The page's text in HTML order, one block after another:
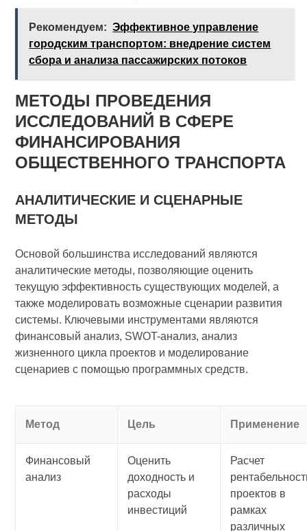
Рекомендуем: Эффективное управление
городским транспортом: внедрение систем
сбора и анализа пассажирских потоков
МЕТОДЫ ПРОВЕДЕНИЯ
ИССЛЕДОВАНИЙ В СФЕРЕ
ФИНАНСИРОВАНИЯ
ОБЩЕСТВЕННОГО ТРАНСПОРТА
АНАЛИТИЧЕСКИЕ И СЦЕНАРНЫЕ
МЕТОДЫ
Основой большинства исследований являются
аналитические методы, позволяющие оценить
текущую эффективность существующих моделей, а
также моделировать возможные сценарии развития
системы. Ключевыми инструментами являются
финансовый анализ, SWOT-анализ, анализ
жизненного цикла проектов и моделирование
сценариев с помощью программных средств.
Метод Цель Применение
Финансовый
анализ
Оценить
доходность и
расходы
инвестиций
Расчет
проектов в
рамках
различных